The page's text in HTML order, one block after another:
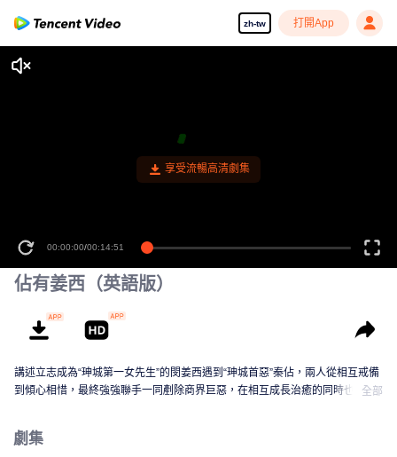
zh-tw 打開App
享受流暢高清劇集
00:00:00/00:14:51
佔有姜西（英語版）
講述立志成為“珅城第一女先生”的閔姜西遇到“珅城首惡”秦佔，兩人從相互戒備
到傾心相惜，最終強強聯手一同剷除商界巨惡，在相互成長治癒的同時也上演
全部
劇集